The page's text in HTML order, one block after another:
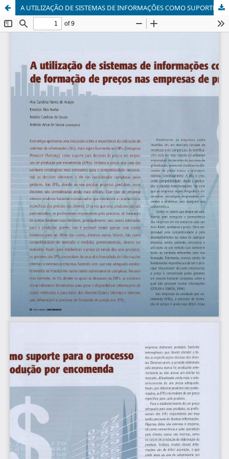
A UTILIZAÇÃO DE SISTEMAS DE INFORMAÇÕES COMO SUPORTE PARA O PROCESSO DE FORMAÇÃO DE PREÇOS NAS EMPRESAS DE PRODUÇÃO POR ENCOMENDA